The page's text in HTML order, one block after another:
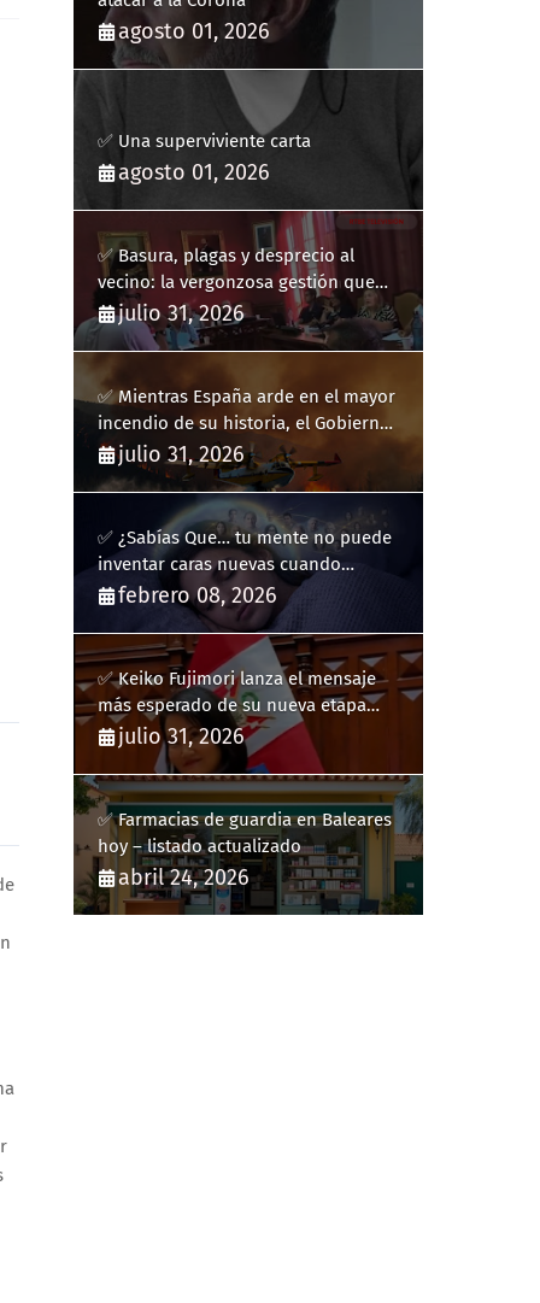
agosto 01, 2026
✅ Una superviviente carta
agosto 01, 2026
✅ Basura, plagas y desprecio al
vecino: la vergonzosa gestión que
ha hecho estallar a Llucmajor
julio 31, 2026
✅ Mientras España arde en el mayor
incendio de su historia, el Gobierno
bloquea siete hidroaviones por
"ahorrarse" dinero
julio 31, 2026
✅ ¿Sabías Que… tu mente no puede
inventar caras nuevas cuando
sueñas?
febrero 08, 2026
✅ Keiko Fujimori lanza el mensaje
más esperado de su nueva etapa
como presidenta de Perú
julio 31, 2026
✅ Farmacias de guardia en Baleares
hoy – listado actualizado
abril 24, 2026